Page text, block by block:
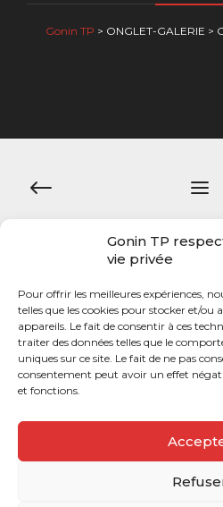
Gonin TP
vie privée
Pour offrir les meilleures expériences,
telles que les cookies pour stocker et/ou
appareils. Le fait de consentir à ces
traiter des données telles que le
uniques sur ce site. Le fait de ne pas
consentement peut avoir un effet
et fonctions.
Gonin TP > ONGLET-GALERIE >
Navigation
de
l’article
@Copyright 2021 – GONIN TP par